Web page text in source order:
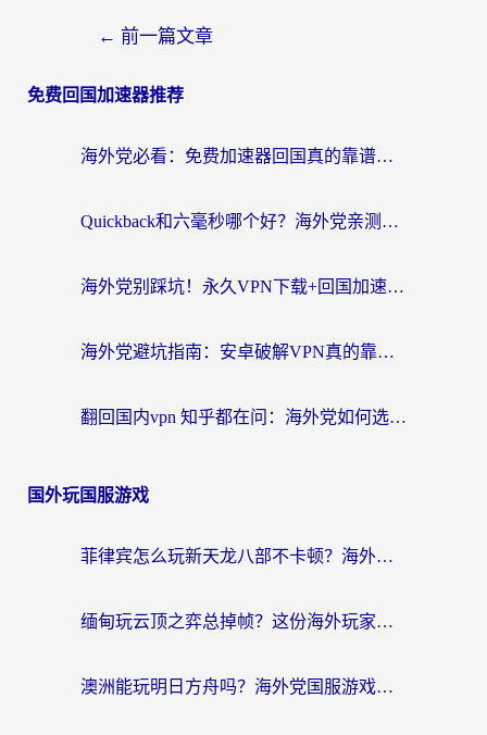
← 前一篇文章
免费回国加速器推荐
海外党必看：免费加速器回国真的靠谱吗？3步教你选到好用的归雁替代
Quickback和六毫秒哪个好？海外党亲测：选对回国加速器，无缝刷剧办公不再愁
海外党别踩坑！永久VPN下载+回国加速器选择指南，无缝刷国内剧游戏支付
海外党避坑指南：安卓破解VPN真的靠谱吗？教你选对回国加速器无缝刷国内资源
翻回国内vpn 知乎都在问：海外党如何选对加速器，无缝刷剧打游戏？
国外玩国服游戏
菲律宾怎么玩新天龙八部不卡顿？海外党国服游戏加速器终极指南（附欧洲国外玩家实测）
缅甸玩云顶之弈总掉帧？这份海外玩家专属加速器攻略帮你上分
澳洲能玩明日方舟吗？海外党国服游戏畅玩终极指南（附实用加速器选择技巧）